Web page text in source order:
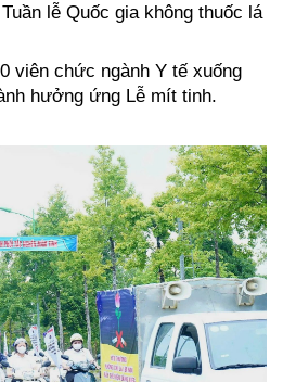
lễ Quốc gia không thuốc lá
viên chức ngành Y tế xuống
hưởng ứng Lễ mít tinh.